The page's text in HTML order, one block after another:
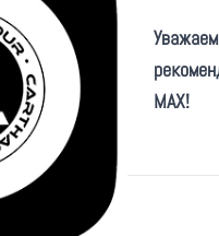
с
«Ланцета» подлетает к
разгоняет
более легкопоражаемой
сбиваем по крайней мере
обороны Украины. «Но, к
«Ланцета» были
MAX!